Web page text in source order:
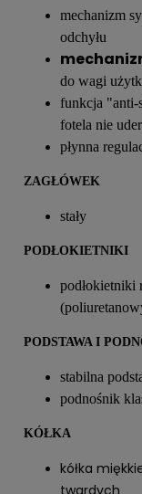
mechanizm
odchyłu
do wagi
funkcja "anti-
fotela nie
płynna
ZAGŁÓWEK
stały
PODŁOKIETNIKI
podłokietniki
PODSTAWA I
stabilna
podnośnik
KÓŁKA
kółka
twardych